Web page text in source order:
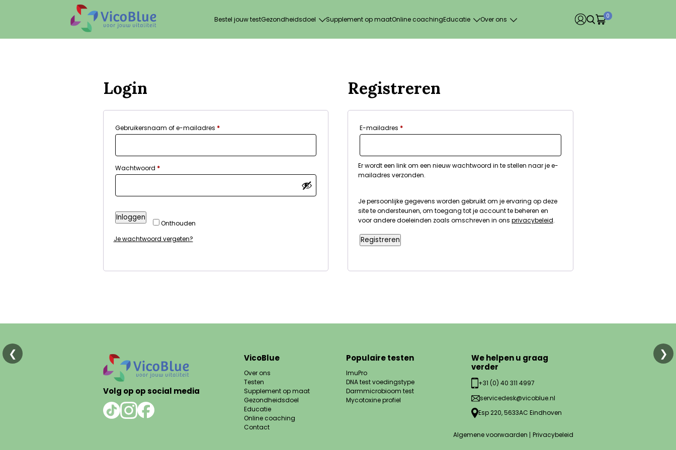
Bestel jouw testGezondheidsdoel Supplement op maatOnline coachingEducatie Over ons 0
Login
Gebruikersnaam of e-mailadres *Vereist
Wachtwoord *Vereist
Onthouden
Inloggen
Je wachtwoord vergeten?
Registreren
E-mailadres *Vereist
Er wordt een link om een nieuw wachtwoord in te stellen naar je e-
mailadres verzonden.
Je persoonlijke gegevens worden gebruikt om je ervaring op deze
site te ondersteunen, om toegang tot je account te beheren en
voor andere doeleinden zoals omschreven in ons privacybeleid.
Registreren
❮ ❯
Volg op op social media
VicoBlue
Over ons
Testen
Supplement op maat
Gezondheidsdoel
Educatie
Online coaching
Contact
Populaire testen
ImuPro
DNA test voedingstype
Darmmicrobioom test
Mycotoxine profiel
We helpen u graag
verder
+31 (0) 40 311 4997
servicedesk@vicoblue.nl
Esp 220, 5633AC Eindhoven
Algemene voorwaarden Privacybeleid